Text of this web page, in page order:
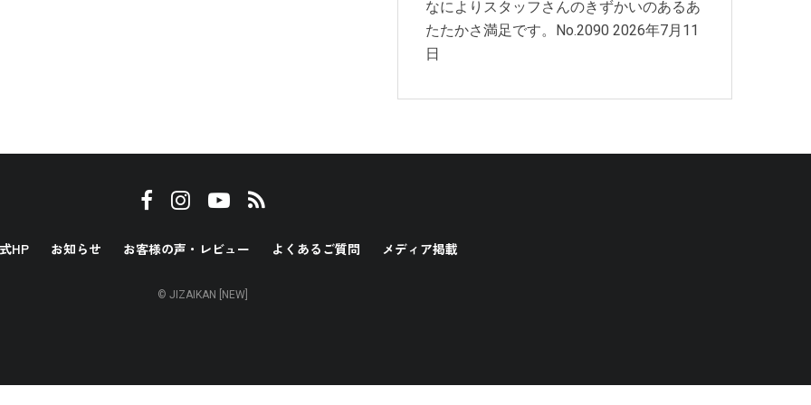
なによりスタッフさんのきずかいのあるあ
たたかさ満足です。No.2090 2026年7月11
日
HP お知らせ お客様の声・レビュー よくあるご質問 メディア掲載
© JIZAIKAN [NEW]